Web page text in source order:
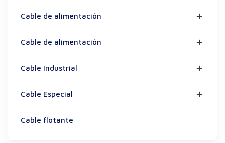
Cable de alimentación
Cable de alimentación
Cable Industrial
Cable Especial
Cable flotante